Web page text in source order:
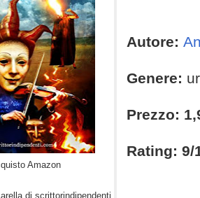
Amazon
di scrittorindipendenti
Autore:
Genere:
Prezzo:
Rating:9/